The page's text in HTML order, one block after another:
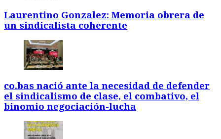
Laurentino Gonzalez: Memoria obrera de
un sindicalista coherente
co.bas nació ante la necesidad de defender
el sindicalismo de clase, el combativo, el
binomio negociación-lucha